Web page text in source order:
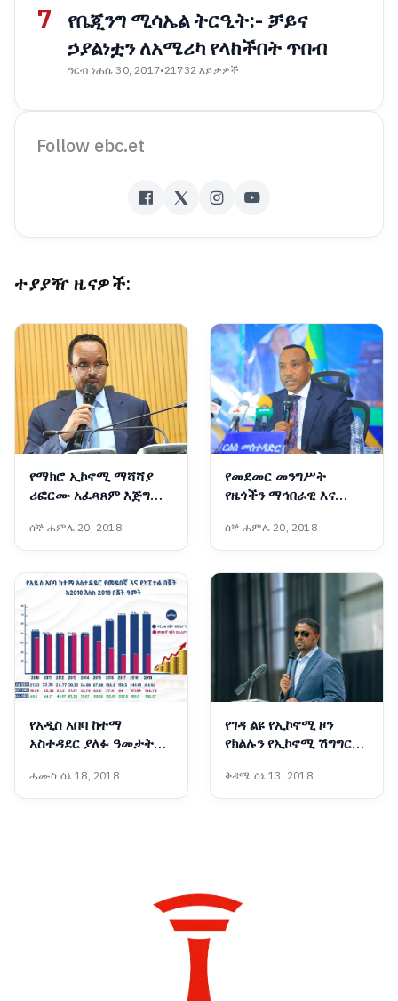
7
የቤጂንግ ሚሳኤል ትርዒት:- ቻይና
ኃያልነቷን ለአሜሪካ የላከችበት ጥበብ
ዓርብ ነሐሴ 30, 2017•21732 እይታዎች
Follow ebc.et
ተያያዥ ዜናዎች:
የማክሮ ኢኮኖሚ ማሻሻያ
ሪፎርሙ አፈጻጸም እጅግ
ሚኒስትር አህመድ ሺዴ
ሰኞ ሐምሌ 20, 2018
የመደመር መንግሥት
የዜጎችን ማኅበራዊ እና
ያረጋገጡ ዘርፈ ብዙ የልማት
ተግባራትን አከናውኗል - ርዕሰ
መስተዳድር ኢንጂነር ነጋሽ
ዋጌሾ (ዶ/ር)
ሰኞ ሐምሌ 20, 2018
የአዲስ አበባ ከተማ
አስተዳደር ያለፉ ዓመታት
እስከ ልማት ተኮር የበጀት
ሽግግር
ሓሙስ ሰኔ 18, 2018
የገዳ ልዩ የኢኮኖሚ ዞን
የክልሉን የኢኮኖሚ ሽግግር
ተወዳዳሪነት የመለወጥ
ሚናውን እየተወጣ ነው፡-
ቅዳሜ ሰኔ 13, 2018